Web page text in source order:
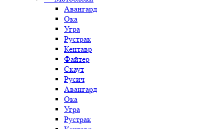
Авангард
Ока
Угра
Рустрак
Кентавр
Файтер
Скаут
Русич
Авангард
Ока
Угра
Рустрак